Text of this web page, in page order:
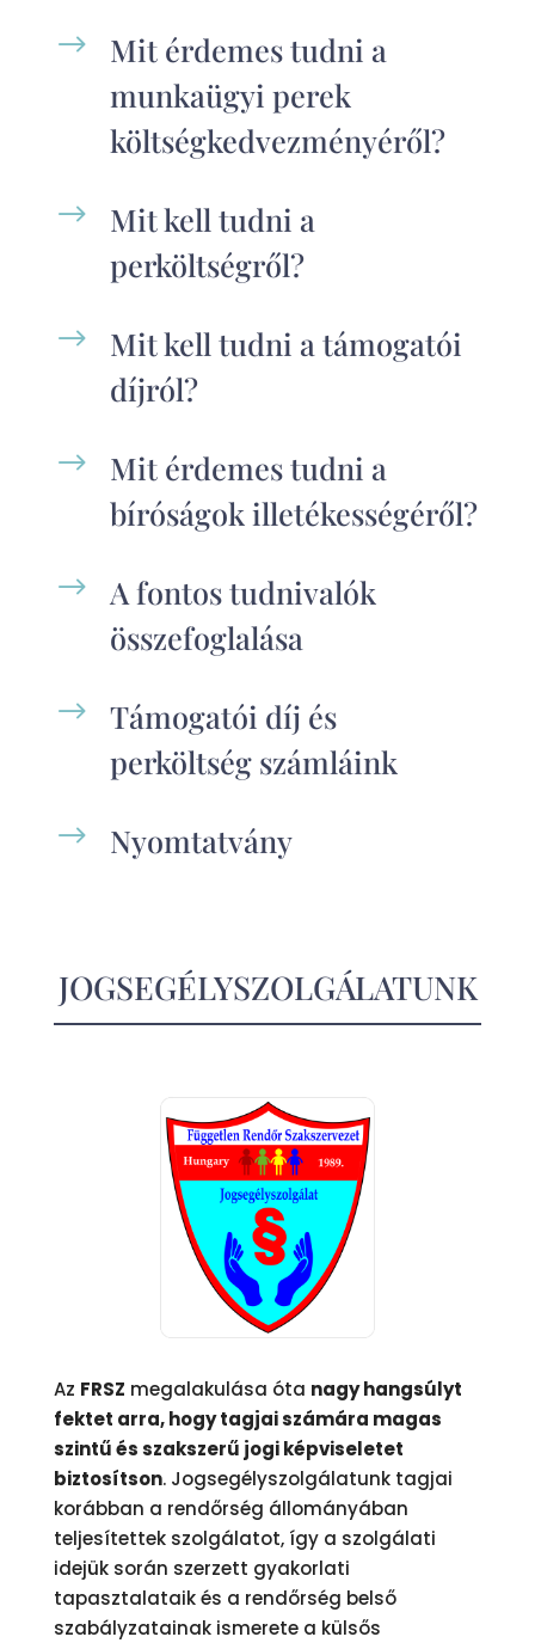
$
Mit érdemes tudni a
munkaügyi perek
költségkedvezményéről?
$
Mit kell tudni a
perköltségről?
$
Mit kell tudni a támogatói
díjról?
$
Mit érdemes tudni a
bíróságok illetékességéről?
$
A fontos tudnivalók
összefoglalása
$
Támogatói díj és
perköltség számláink
$ Nyomtatvány
JOGSEGÉLYSZOLGÁLATUNK
Az FRSZ megalakulása óta nagy hangsúlyt
fektet arra, hogy tagjai számára magas
szintű és szakszerű jogi képviseletet
biztosítson. Jogsegélyszolgálatunk tagjai
korábban a rendőrség állományában
teljesítettek szolgálatot, így a szolgálati
idejük során szerzett gyakorlati
tapasztalataik és a rendőrség belső
szabályzatainak ismerete a külsős